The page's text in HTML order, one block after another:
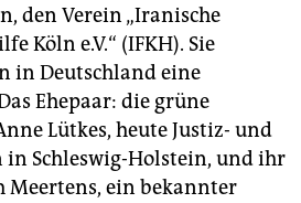
den Verein „Iranische
Köln e.V.“ (IFKH). Sie
in Deutschland eine
Ehepaar: die grüne
Lütkes, heute Justiz- und
Schleswig-Holstein, und ihr
Meertens, ein bekannter